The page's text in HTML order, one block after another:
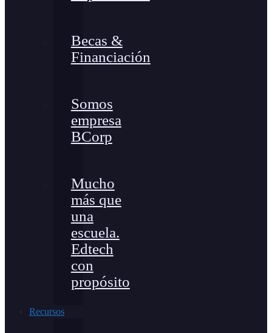
Becas &
Financiación
Somos
empresa
BCorp
Mucho
más que
una
escuela.
Edtech
con
propósito
Recursos